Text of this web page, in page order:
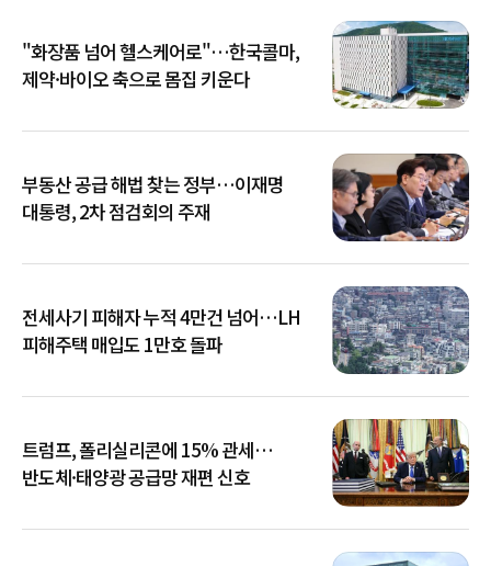
"화장품 넘어 헬스케어로"…한국콜마,
제약·바이오 축으로 몸집 키운다
부동산 공급 해법 찾는 정부…이재명
대통령, 2차 점검회의 주재
전세사기 피해자 누적 4만건 넘어…LH
피해주택 매입도 1만호 돌파
트럼프, 폴리실리콘에 15% 관세…
반도체·태양광 공급망 재편 신호